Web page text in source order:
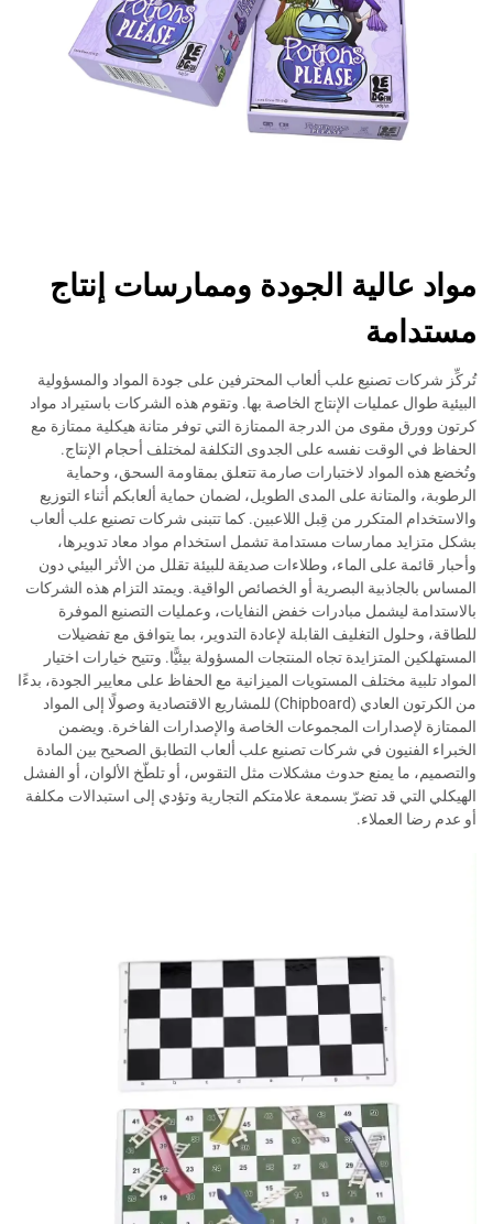
مواد عالية الجودة وممارسات إنتاج
مستدامة
تُركِّز شركات تصنيع علب ألعاب المحترفين على جودة المواد والمسؤولية
البيئية طوال عمليات الإنتاج الخاصة بها. وتقوم هذه الشركات باستيراد مواد
كرتون وورق مقوى من الدرجة الممتازة التي توفر متانة هيكلية ممتازة مع
الحفاظ في الوقت نفسه على الجدوى التكلفة لمختلف أحجام الإنتاج.
وتُخضع هذه المواد لاختبارات صارمة تتعلق بمقاومة السحق، وحماية
الرطوبة، والمتانة على المدى الطويل، لضمان حماية ألعابكم أثناء التوزيع
والاستخدام المتكرر من قِبل اللاعبين. كما تتبنى شركات تصنيع علب ألعاب
بشكل متزايد ممارسات مستدامة تشمل استخدام مواد معاد تدويرها،
وأحبار قائمة على الماء، وطلاءات صديقة للبيئة تقلل من الأثر البيئي دون
المساس بالجاذبية البصرية أو الخصائص الواقية. ويمتد التزام هذه الشركات
بالاستدامة ليشمل مبادرات خفض النفايات، وعمليات التصنيع الموفرة
للطاقة، وحلول التغليف القابلة لإعادة التدوير، بما يتوافق مع تفضيلات
المستهلكين المتزايدة تجاه المنتجات المسؤولة بيئيًّا. وتتيح خيارات اختيار
المواد تلبية مختلف المستويات الميزانية مع الحفاظ على معايير الجودة، بدءًا
من الكرتون العادي (Chipboard) للمشاريع الاقتصادية وصولًا إلى المواد
الممتازة لإصدارات المجموعات الخاصة والإصدارات الفاخرة. ويضمن
الخبراء الفنيون في شركات تصنيع علب ألعاب التطابق الصحيح بين المادة
والتصميم، ما يمنع حدوث مشكلات مثل التقوس، أو تلطّخ الألوان، أو الفشل
الهيكلي التي قد تضرّ بسمعة علامتكم التجارية وتؤدي إلى استبدالات مكلفة
أو عدم رضا العملاء.